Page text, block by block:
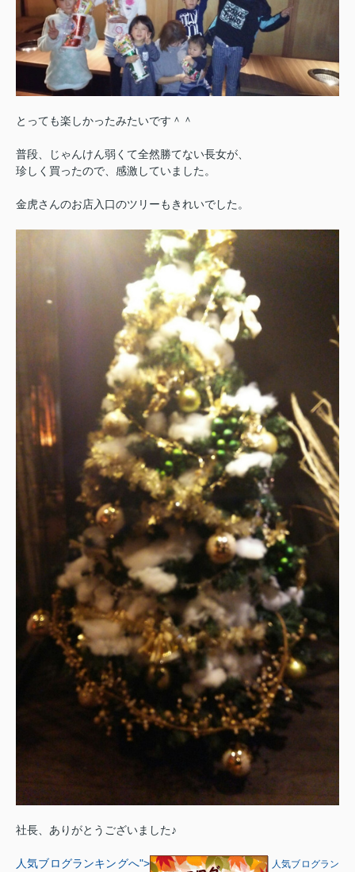
とっても楽しかったみたいです＾＾
普段、じゃんけん弱くて全然勝てない長女が、
珍しく買ったので、感激していました。
金虎さんのお店入口のツリーもきれいでした。
社長、ありがとうございました♪
人気ブログランキングへ"> 人気ブログラン